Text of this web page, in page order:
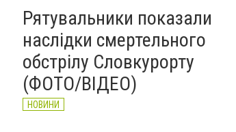
Рятувальники показали
наслідки смертельного
обстрілу Словкурорту
(ФОТО/ВІДЕО)
НОВИНИ